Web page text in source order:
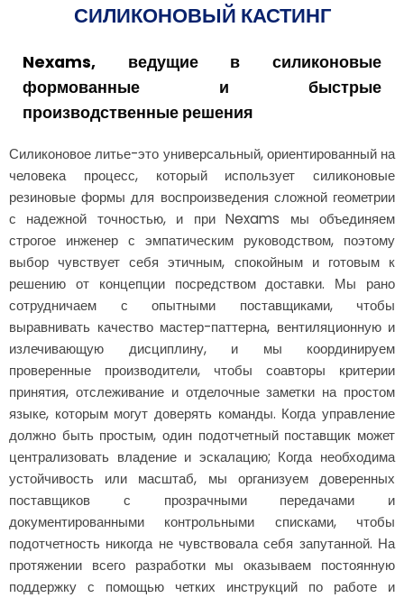
СИЛИКОНОВЫЙ КАСТИНГ
Nexams, ведущие в силиконовые
формованные и быстрые
производственные решения
Силиконовое литье-это универсальный, ориентированный на
человека процесс, который использует силиконовые
резиновые формы для воспроизведения сложной геометрии
с надежной точностью, и при Nexams мы объединяем
строгое инженер с эмпатическим руководством, поэтому
выбор чувствует себя этичным, спокойным и готовым к
решению от концепции посредством доставки. Мы рано
сотрудничаем с опытными поставщиками, чтобы
выравнивать качество мастер-паттерна, вентиляционную и
излечивающую дисциплину, и мы координируем
проверенные производители, чтобы соавторы критерии
принятия, отслеживание и отделочные заметки на простом
языке, которым могут доверять команды. Когда управление
должно быть простым, один подотчетный поставщик может
централизовать владение и эскалацию; Когда необходима
устойчивость или масштаб, мы организуем доверенных
поставщиков с прозрачными передачами и
документированными контрольными списками, чтобы
подотчетность никогда не чувствовала себя запутанной. На
протяжении всего разработки мы оказываем постоянную
поддержку с помощью четких инструкций по работе и